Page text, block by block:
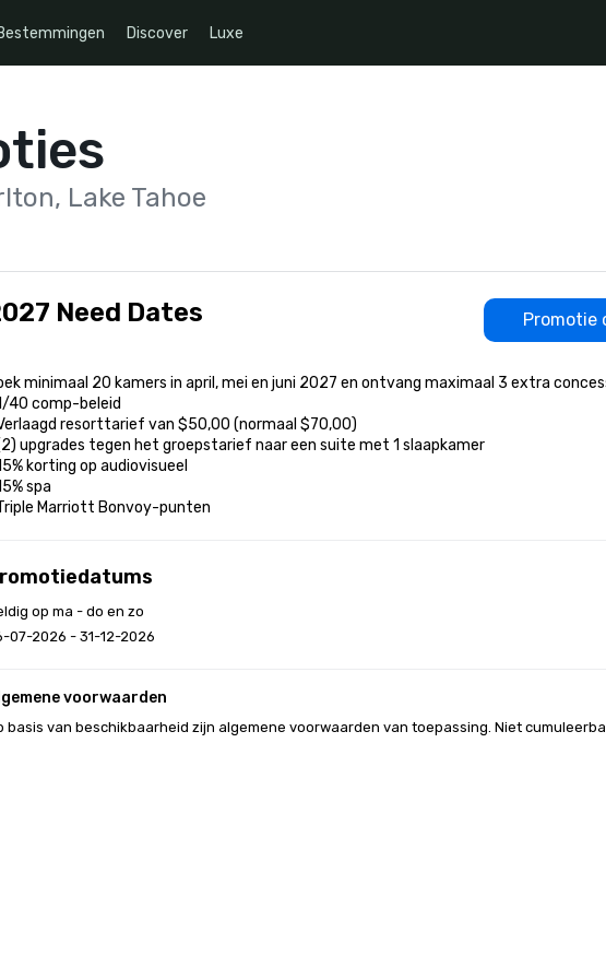
Discover Luxe
Lake Tahoe
Need Dates Promotie
minimaal 20 kamers in april, mei en juni 2027 en ontvang maximaal 3 extra
40 comp-beleid
resorttarief van $50,00 (normaal $70,00)
upgrades tegen het groepstarief naar een suite met 1 slaapkamer
korting op audiovisueel
spa
Marriott Bonvoy-punten
op ma - do en zo
07-2026 - 31-12-2026
voorwaarden
basis van beschikbaarheid zijn algemene voorwaarden van toepassing. Niet